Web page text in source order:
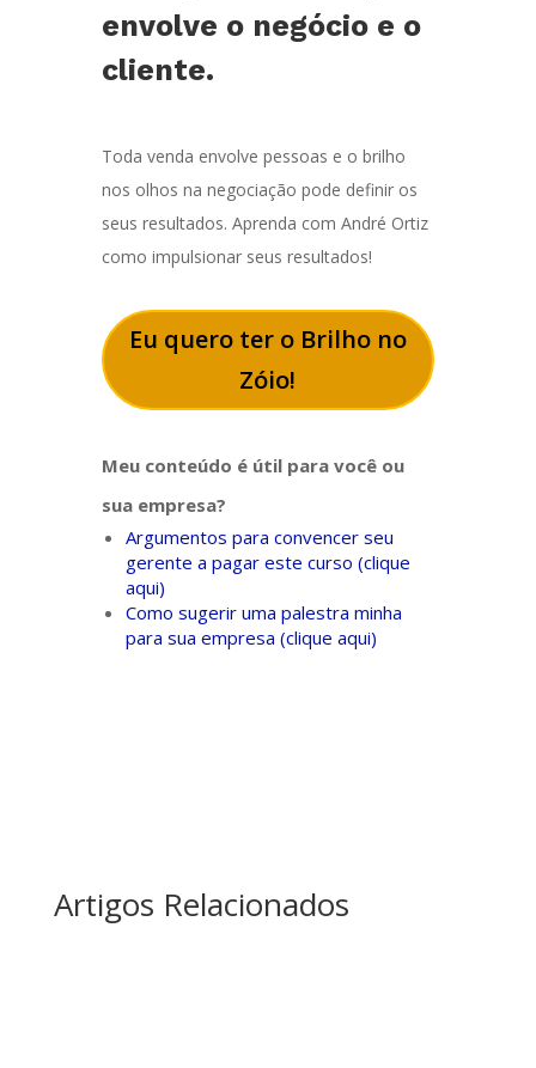
envolve o negócio e o
cliente.
Toda venda envolve pessoas e o brilho
nos olhos na negociação pode definir os
seus resultados. Aprenda com André Ortiz
como impulsionar seus resultados!
Eu quero ter o Brilho no
Zóio!
Meu conteúdo é útil para você ou
sua empresa?
Argumentos para convencer seu
gerente a pagar este curso (clique
aqui)
Como sugerir uma palestra minha
para sua empresa (clique aqui)
Artigos Relacionados